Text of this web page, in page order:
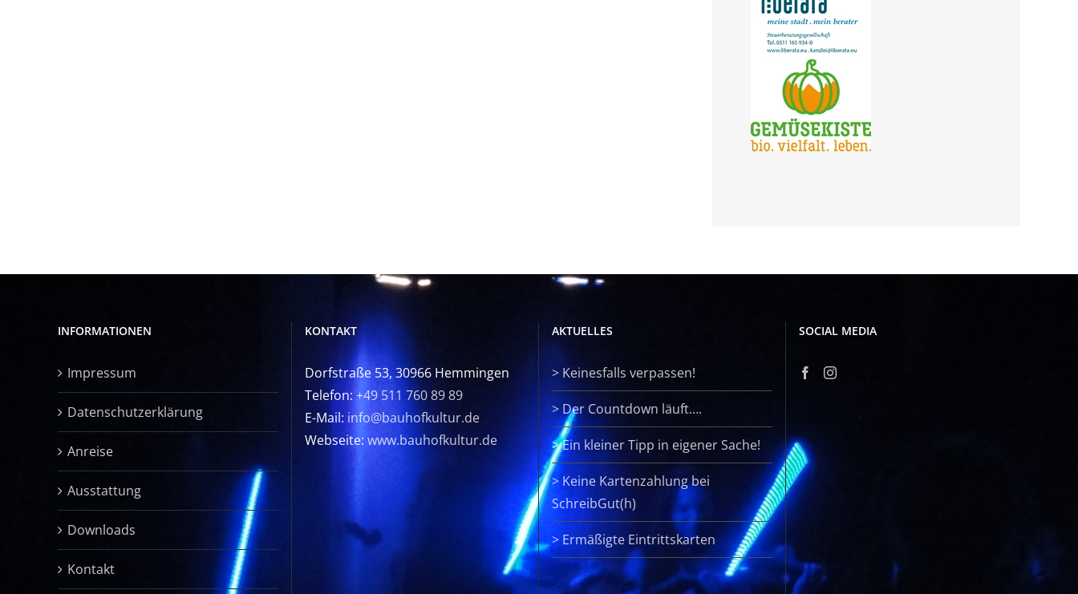
INFORMATIONEN
Impressum
Datenschutzerklärung
Anreise
Ausstattung
Downloads
Kontakt
KONTAKT
Dorfstraße 53, 30966 Hemmingen
Telefon: +49 511 760 89 89
E-Mail: info@bauhofkultur.de
Webseite: www.bauhofkultur.de
AKTUELLES
> Keinesfalls verpassen!
>Der Countdown läuft….
>Ein kleiner Tipp in eigener Sache!
> Keine Kartenzahlung bei
SchreibGut(h)
> Ermäßigte Eintrittskarten
SOCIAL MEDIA